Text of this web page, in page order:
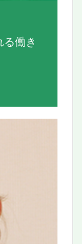
働き